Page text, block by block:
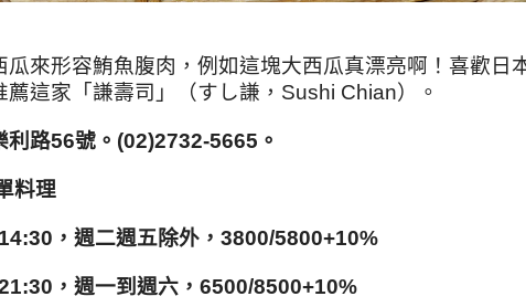
瓜來形容鮪魚腹肉，例如這塊大西瓜真漂亮啊！喜歡日
薦這家「謙壽司」（すし謙，Sushi Chian）。
利路56號。(02)2732-5665 。
料理
，週二週五除外，3800/5800+10%
，週一到週六，6500/8500+10%